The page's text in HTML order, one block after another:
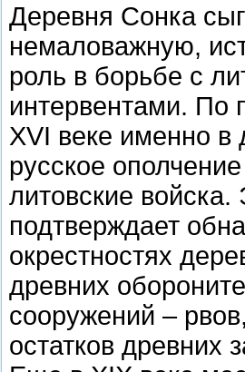
Деревня Сонка
немаловажную,
роль в борьбе с
интервентами. По
XVI веке именно в
русское
литовские войска.
подтверждает
окрестностях
древних
сооружений –
остатков древних